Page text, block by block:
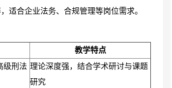
适合企业法务、合规管理等岗位需求。
教学特点
级刑法 理论深度强，结合学术研讨与课题
研究